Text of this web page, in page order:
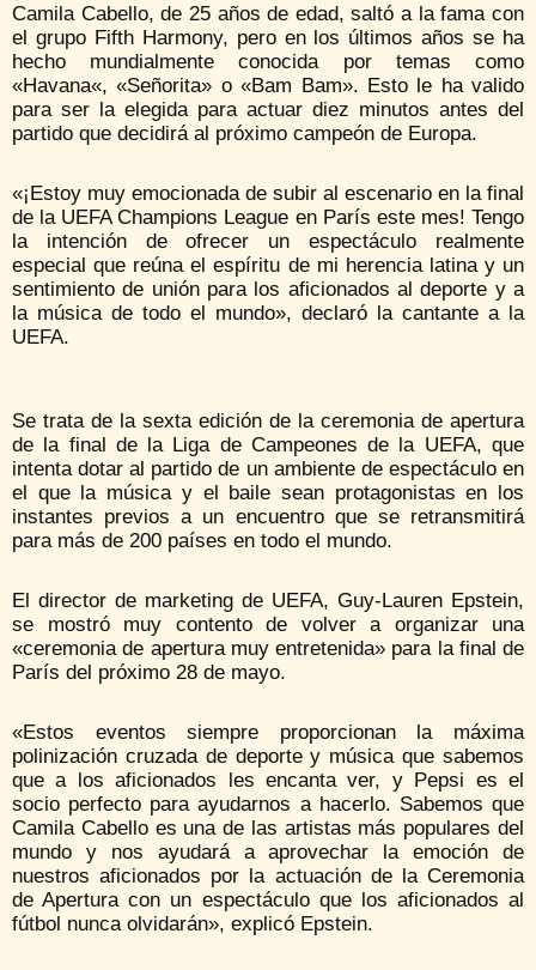
Camila Cabello, de 25 años de edad, saltó a la fama con
el grupo Fifth Harmony, pero en los últimos años se ha
hecho mundialmente conocida por temas como
«Havana«, «Señorita» o «Bam Bam». Esto le ha valido
para ser la elegida para actuar diez minutos antes del
partido que decidirá al próximo campeón de Europa.
«¡Estoy muy emocionada de subir al escenario en la final
de la UEFA Champions League en París este mes! Tengo
la intención de ofrecer un espectáculo realmente
especial que reúna el espíritu de mi herencia latina y un
sentimiento de unión para los aficionados al deporte y a
la música de todo el mundo», declaró la cantante a la
UEFA.
Se trata de la sexta edición de la ceremonia de apertura
de la final de la Liga de Campeones de la UEFA, que
intenta dotar al partido de un ambiente de espectáculo en
el que la música y el baile sean protagonistas en los
instantes previos a un encuentro que se retransmitirá
para más de 200 países en todo el mundo.
El director de marketing de UEFA, Guy-Lauren Epstein,
se mostró muy contento de volver a organizar una
«ceremonia de apertura muy entretenida» para la final de
París del próximo 28 de mayo.
«Estos eventos siempre proporcionan la máxima
polinización cruzada de deporte y música que sabemos
que a los aficionados les encanta ver, y Pepsi es el
socio perfecto para ayudarnos a hacerlo. Sabemos que
Camila Cabello es una de las artistas más populares del
mundo y nos ayudará a aprovechar la emoción de
nuestros aficionados por la actuación de la Ceremonia
de Apertura con un espectáculo que los aficionados al
fútbol nunca olvidarán», explicó Epstein.